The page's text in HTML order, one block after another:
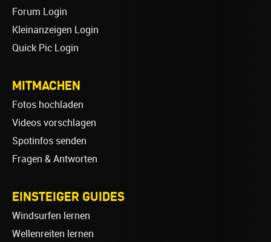
Forum Login
Kleinanzeigen Login
Quick Pic Login
MITMACHEN
Fotos hochladen
Videos vorschlagen
Spotinfos senden
Fragen & Antworten
EINSTEIGER GUIDES
Windsurfen lernen
Wellenreiten lernen